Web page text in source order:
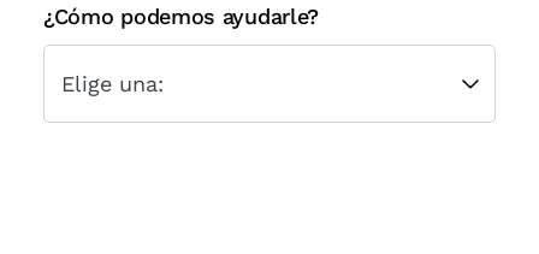
¿Cómo podemos ayudarle?